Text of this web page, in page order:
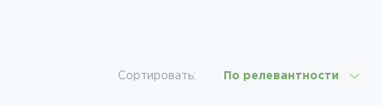
Сортировать: По релевантности